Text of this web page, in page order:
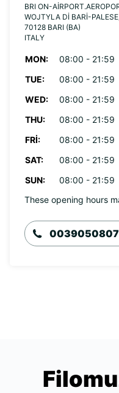
BRI ON-
WOJTYLA DI BARI-
70128 BARI (BA)
ITALY
MON:
08:00 - 21:59
TUE:
08:00 - 21:59
WED:
08:00 - 21:59
THU:
08:00 - 21:59
FRI:
08:00 - 21:59
SAT:
08:00 - 21:59
SUN:
08:00 - 21:59
These opening hours